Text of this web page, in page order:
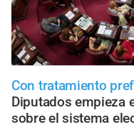
Con tratamiento
Diputados empieza
sobre el sistema